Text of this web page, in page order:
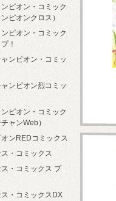
ピオン・コミック
ピオンクロス）
ピオン・コミック
！
ンピオン・コミッ
ンピオン烈コミッ
ピオン・コミック
ャンWeb）
ンREDコミックス
・コミックス
・コミックス プ
・コミックスDX